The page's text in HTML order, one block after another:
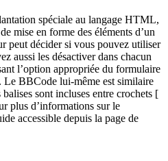
spéciale au langage HTML,
mise en forme des éléments d’un
peut décider si vous pouvez utiliser
aussi les désactiver dans chacun
l’option appropriée du formulaire
Le BBCode lui-même est similaire
sont incluses entre crochets [
plus d’informations sur le
accessible depuis la page de